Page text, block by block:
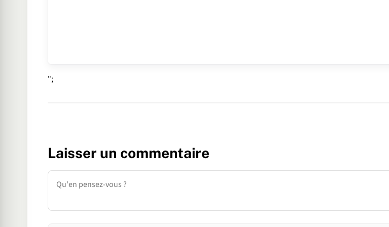
";
Laisser un commentaire
Commentaire